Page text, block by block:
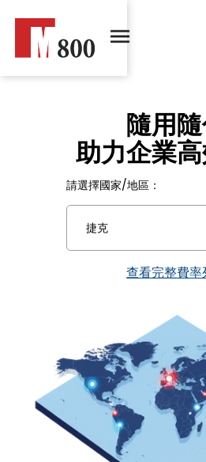
隨用
助力企業
請選擇國家/地區：
捷克
查看完整費率